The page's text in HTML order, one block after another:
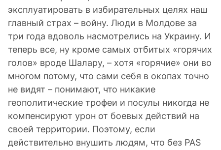
эксплуатировать в избирательных целях наш
главный страх – войну. Люди в Молдове за
три года вдоволь насмотрелись на Украину. И
теперь все, ну кроме самых отбитых «горячих
голов» вроде Шалару, – хотя «горячие» они во
многом потому, что сами себя в окопах точно
не видят – понимают, что никакие
геополитические трофеи и посулы никогда не
компенсируют урон от боевых действий на
своей территории. Поэтому, если
действительно внушить людям, что без PAS